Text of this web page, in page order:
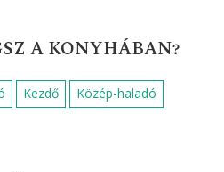
A KONYHÁBAN?
Kezdő Közép-haladó